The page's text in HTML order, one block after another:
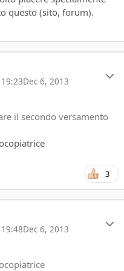
questo (sito, forum).
Dec 6, 2013
il secondo versamento
3
Dec 6, 2013